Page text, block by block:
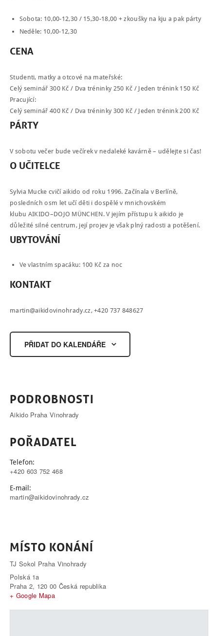
Sobota: 10,00-12,30 / 15,30-18,00 + zkoušky na kju a pak párty
Neděle: 10,00-12,30
CENA
Studenti, matky a otcové na mateřské:
Celý seminář 300 Kč / Dva tréninky 250 Kč / Jeden trénink 150 Kč
Pracující:
Celý seminář 400 Kč / Dva tréninky 300 Kč / Jeden trénink 200 Kč
PÁRTY
V sobotu večer bude večírek v nedaleké kavárně – udělejte si čas!
O UČITELCE
Sylvia Mucke cvičí aikido od roku 1996. Začínala v Berlíně,
posledních osm let učí děti i dospělé v mnichovském
klubu AIKIDO–DOJO MÜNCHEN. V jejím přístupu k aikido je
důležité silné centrum, její projev je však plný radosti a potěšení.
UBYTOVÁNÍ
Ve vlastním spacáku: 100 Kč za noc
KONTAKT
martin@aikidovinohrady.cz, +420 737 848627
PŘIDAT DO KALENDÁŘE
PODROBNOSTI
Aikido Praha Vinohrady
POŘADATEL
Telefon:
+420 603 752 468
E-mail:
martin@aikidovinohrady.cz
MÍSTO KONÁNÍ
TJ Sokol Praha Vinohrady
Polská 1a
Praha 2, 120 00 Česká republika
+ Google Mapa